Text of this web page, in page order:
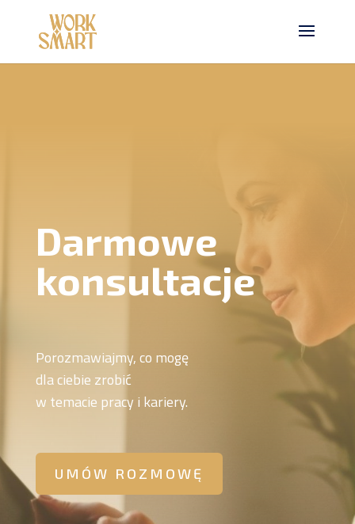
Darmowe
konsultacje
Porozmawiajmy, co mogę
dla ciebie zrobić
w temacie pracy i kariery.
UMÓW ROZMOWĘ